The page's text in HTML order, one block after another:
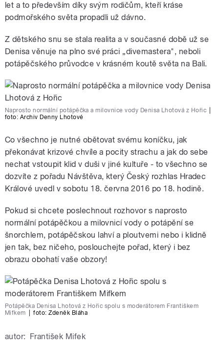
let a to především díky svým rodičům, kteří kráse
podmořského světa propadli už dávno.
Z dětského snu se stala realita a v současné době už se
Denisa věnuje na plno své práci „divemastera", neboli
potápěčského průvodce v krásném koutě světa na Bali.
Naprosto normální potápěčka a milovnice vody Denisa Lhotová z Hořic
foto: Archiv Denny Lhotové
Co všechno je nutné obětovat svému koníčku, jak
překonávat krizové chvíle a pocity strachu a jak do sebe
nechat vstoupit klid v duši v jiné kultuře - to všechno se
dozvíte z pořadu Návštěva, který Český rozhlas Hradec
Králové uvedl v sobotu 18. června 2016 po 18. hodině.
Pokud si chcete poslechnout rozhovor s naprosto
normální potápěčkou a milovnicí vody o potápění se
šnorchlem, potápěčskou lahví a ploutvemi nebo i klidně
jen tak, bez ničeho, poslouchejte pořad, který i bez
obrazu obohatí vaše obzory!
Potápěčka Denisa Lhotová z Hořic spolu s moderátorem Františkem
Mifkem
foto: Zdeněk Bláha
autor: František Mifek